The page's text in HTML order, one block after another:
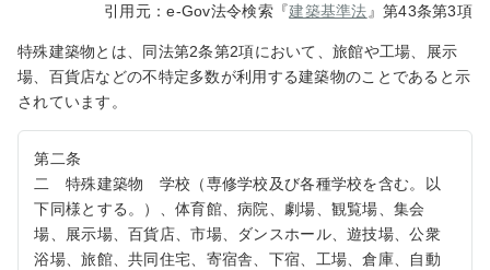
引用元：e-Gov法令検索『建築基準法 』第43条第3項
特殊建築物とは、同法第2条第2項において、旅館や工場、展示
場、百貨店などの不特定多数が利用する建築物のことであると示
されています。
第二条
二 特殊建築物 学校（専修学校及び各種学校を含む。以
下同様とする。）、体育館、病院、劇場、観覧場、集会
場、展示場、百貨店、市場、ダンスホール、遊技場、公衆
浴場、旅館、共同住宅、寄宿舎、下宿、工場、倉庫、自動